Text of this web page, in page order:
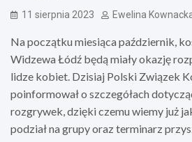
11 sierpnia 2023 Ewelina
Na początku miesiąca październik,
Widzewa Łódź będą miały okazję
lidze kobiet. Dzisiaj Polski Związek
poinformował o szczegółach
rozgrywek, dzięki czemu wiemy już
podział na grupy oraz terminarz